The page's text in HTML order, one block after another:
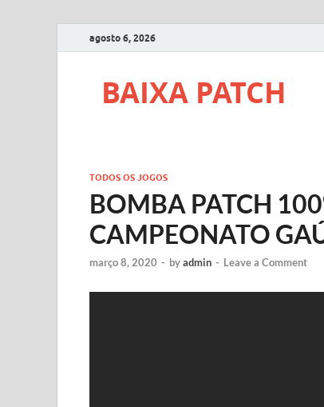
agosto 6, 2026
BAIXA PATCH
TODOS OS JOGOS
BOMBA PATCH
CAMPEONATO
março 8, 2020 - byadmin - Leave a Comment